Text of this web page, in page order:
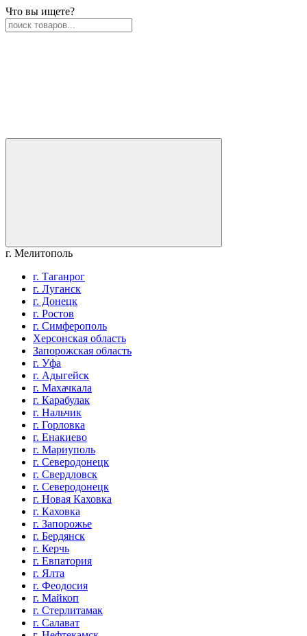
Что вы ищете?
г. Мелитополь
г. Таганрог
г. Луганск
г. Донецк
г. Ростов
г. Симферополь
Херсонская область
Запорожская область
г. Уфа
г. Адыгейск
г. Махачкала
г. Карабулак
г. Нальчик
г. Горловка
г. Енакиево
г. Мариуполь
г. Северодонецк
г. Свердловск
г. Северодонецк
г. Новая Каховка
г. Каховка
г. Запорожье
г. Бердянск
г. Керчь
г. Евпатория
г. Ялта
г. Феодосия
г. Майкоп
г. Стерлитамак
г. Салават